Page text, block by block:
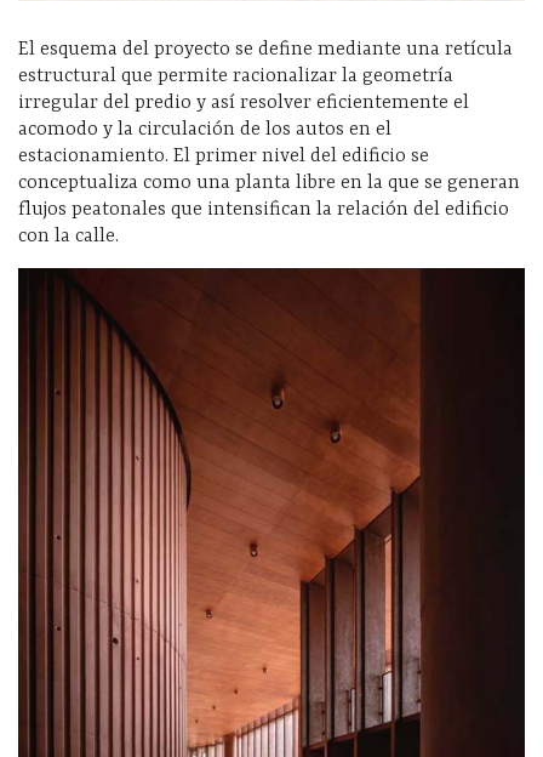
El esquema del proyecto se define mediante una retícula
estructural que permite racionalizar la geometría
irregular del predio y así resolver eficientemente el
acomodo y la circulación de los autos en el
estacionamiento. El primer nivel del edificio se
conceptualiza como una planta libre en la que se generan
flujos peatonales que intensifican la relación del edificio
con la calle.